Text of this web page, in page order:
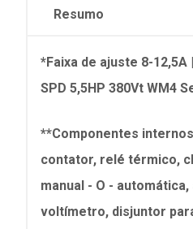
Resumo
*Faixa de ajuste 8-12,5A
SPD 5,5HP 380Vt WM4
**Componentes
contator, relé térmico,
manual - O -
voltímetro, disjuntor